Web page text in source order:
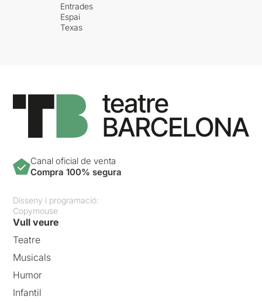
Entrades
Espai
Texas
Canal oficial de venta
Compra 100% segura
Disseny i programació:
Copymouse
Vull veure
Teatre
Musicals
Humor
Infantil